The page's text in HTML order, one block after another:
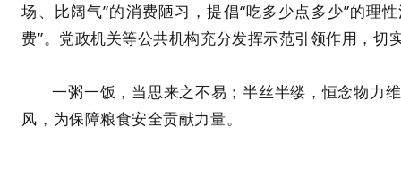
场、比阔气”的消费陋习，提倡“吃多少点多少”的理
费”。党政机关等公共机构充分发挥示范引领作用，
一粥一饭，当思来之不易；半丝半缕，恒念物力
风，为保障粮食安全贡献力量。